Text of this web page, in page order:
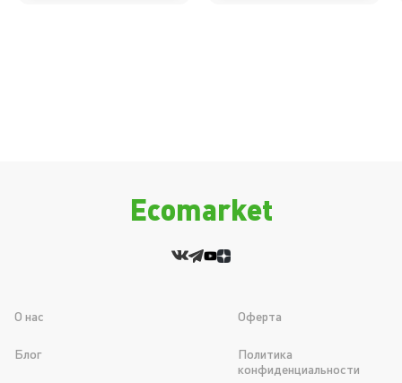
Ecomarket
О нас
Блог
Оферта
Политика
конфиденциальности